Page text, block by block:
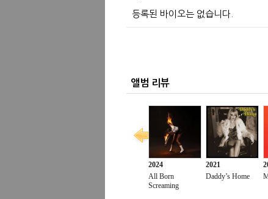
등록된 바이오는 없습니다.
앨범 리뷰